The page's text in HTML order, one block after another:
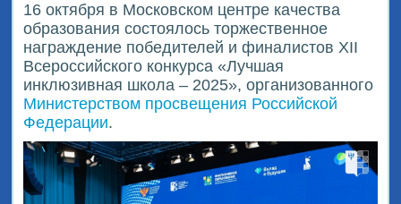
16 октября в Московском центре качества
образования состоялось торжественное
награждение победителей и финалистов XII
Всероссийского конкурса «Лучшая
инклюзивная школа – 2025», организованного
Министерством просвещения Российской
Федерации.